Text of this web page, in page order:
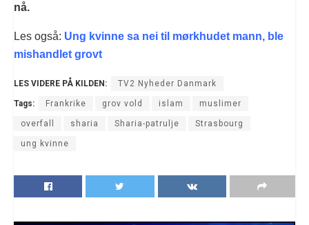
nå.
Les også: Ung kvinne sa nei til mørkhudet mann, ble
mishandlet grovt
LES VIDERE PÅ KILDEN: TV2 Nyheder Danmark
Tags: Frankrike grov vold islam muslimer
overfall sharia Sharia-patrulje Strasbourg
ung kvinne